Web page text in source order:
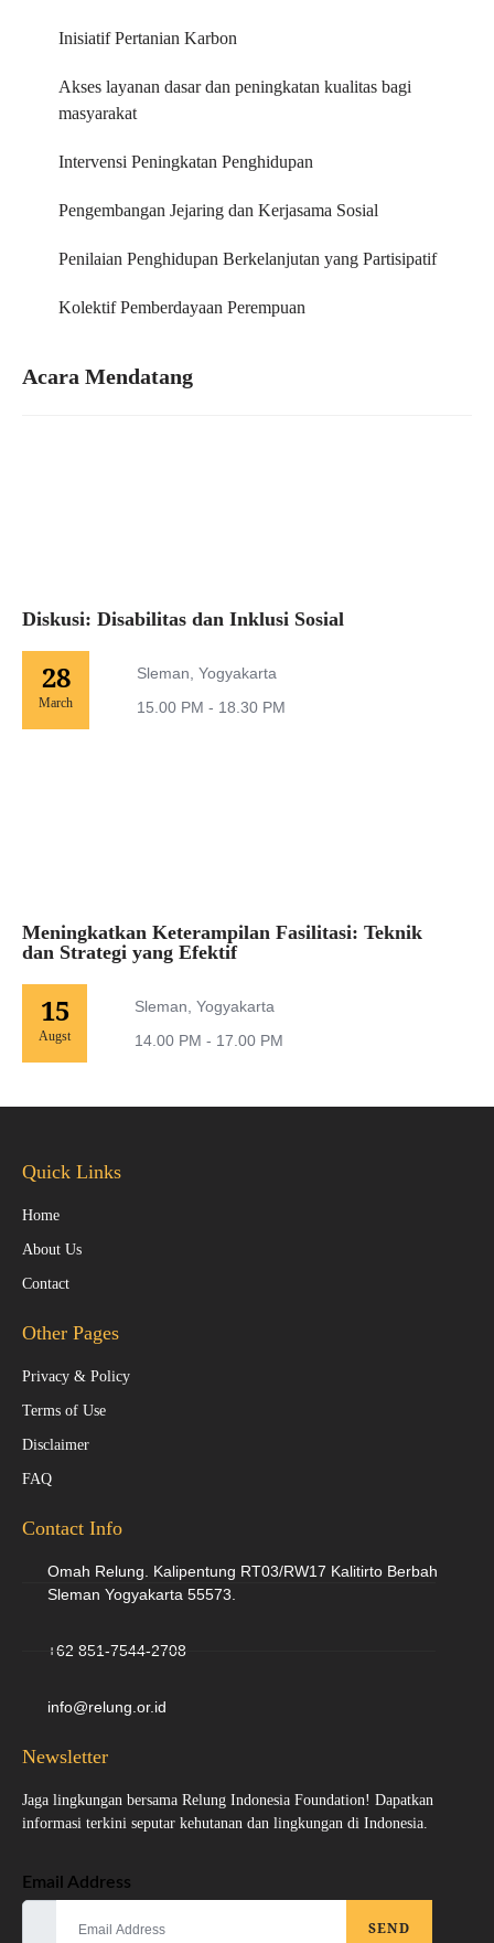
Inisiatif Pertanian Karbon
Akses layanan dasar dan peningkatan kualitas bagi
masyarakat
Intervensi Peningkatan Penghidupan​
Pengembangan Jejaring dan Kerjasama Sosial
Penilaian Penghidupan Berkelanjutan yang Partisipatif
Kolektif Pemberdayaan Perempuan
Acara Mendatang
Diskusi: Disabilitas dan Inklusi Sosial
28
March
Sleman, Yogyakarta
15.00 PM - 18.30 PM
Meningkatkan Keterampilan Fasilitasi: Teknik
dan Strategi yang Efektif
15
Augst
Sleman, Yogyakarta
14.00 PM - 17.00 PM
Quick Links
Home
About Us
Contact
Other Pages
Privacy & Policy
Terms of Use
Disclaimer
FAQ
Contact Info
Omah Relung. Kalipentung RT03/RW17 Kalitirto Berbah
Sleman Yogyakarta 55573.
+62 851-7544-2708
info@relung.or.id
Newsletter
Jaga lingkungan bersama Relung Indonesia Foundation! Dapatkan
informasi terkini seputar kehutanan dan lingkungan di Indonesia.
Email Address
SEND